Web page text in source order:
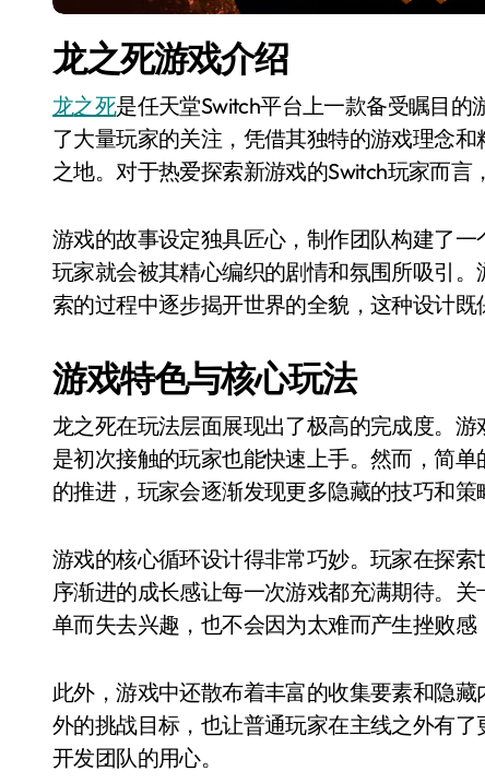
龙之死游戏介绍
龙之死是任天堂Switch平台上一款备受瞩目的
了大量玩家的关注，凭借其独特的游戏理念
之地。对于热爱探索新游戏的Switch玩家而言
游戏的故事设定独具匠心，制作团队构建了
玩家就会被其精心编织的剧情和氛围所吸引
索的过程中逐步揭开世界的全貌，这种设计既
游戏特色与核心玩法
龙之死在玩法层面展现出了极高的完成度。
是初次接触的玩家也能快速上手。然而，简
的推进，玩家会逐渐发现更多隐藏的技巧和策
游戏的核心循环设计得非常巧妙。玩家在探
序渐进的成长感让每一次游戏都充满期待。
单而失去兴趣，也不会因为太难而产生挫败感
此外，游戏中还散布着丰富的收集要素和隐
外的挑战目标，也让普通玩家在主线之外有
开发团队的用心。